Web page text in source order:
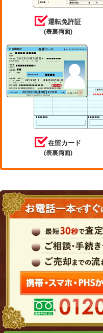
運転免許証
(表裏両面)
在留カード
(表裏両面)